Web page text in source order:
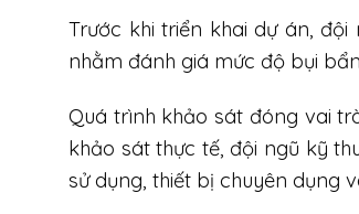
Trước khi triển khai dự án,
nhằm đánh giá mức độ bụi
Quá trình khảo sát đóng vai
khảo sát thực tế, đội ngũ kỹ
sử dụng, thiết bị chuyên dụng